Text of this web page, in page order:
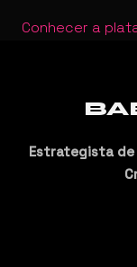
Conhecer a
Estrategista de